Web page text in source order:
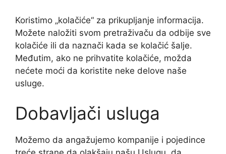
Koristimo „kolačiće“ za prikupljanje informacija.
Možete naložiti svom pretraživaču da odbije sve
kolačiće ili da naznači kada se kolačić šalje.
Međutim, ako ne prihvatite kolačiće, možda
nećete moći da koristite neke delove naše
usluge.
Dobavljači usluga
Možemo da angažujemo kompanije i pojedince